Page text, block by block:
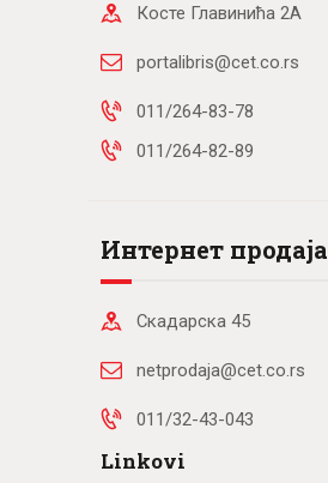
Косте Главинића 2А
portalibris@cet.co.rs
011/264-83-78
011/264-82-89
Интернет продаја
Скадарска 45
netprodaja@cet.co.rs
011/32-43-043
Linkovi